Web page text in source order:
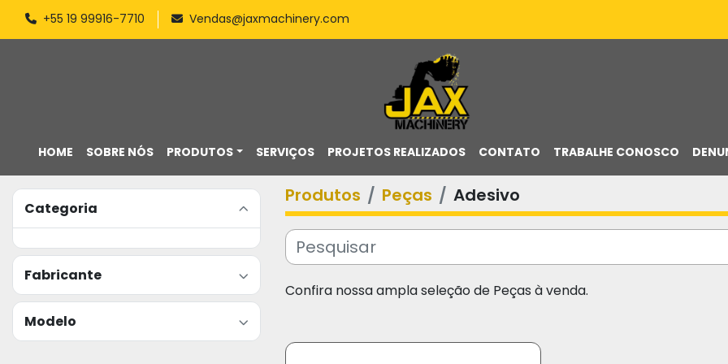
+55 19 99916-7710 Vendas@jaxmachinery.com
HOME PRODUTOS
SOBRE NÓS SERVIÇOS PROJETOS REALIZADOS CONTATO TRABALHE CONOSCO
Categoria
Fabricante
Modelo
Produtos Peças Adesivo
Confira nossa ampla seleção de Peças à venda.